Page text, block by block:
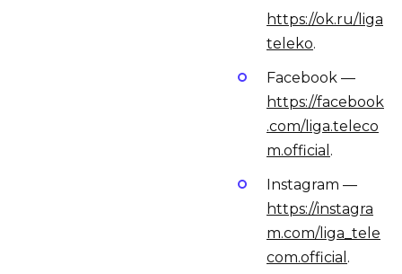
https://ok.ru/liga
teleko.
Facebook —
https://facebook
.com/liga.teleco
m.official .
Instagram —
https://instagra
m.com/liga_tele
com.official .